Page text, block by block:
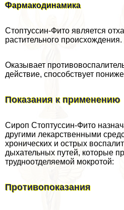
Фармакодинамика
Стоптуссин-Фито является
растительного происхождения.
Оказывает
действие, способствует
Показания к применению
Сироп Стоптуссин-Фито
другими лекарственными
хронических и острых
дыхательных путей, которые
трудноотделяемой мокротой:
Противопоказания